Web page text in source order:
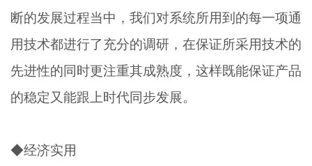
断的发展过程当中，我们对系统所用到的每一项通
用技术都进行了充分的调研，在保证所采用技术的
先进性的同时更注重其成熟度，这样既能保证产品
的稳定又能跟上时代同步发展。
◆经济实用